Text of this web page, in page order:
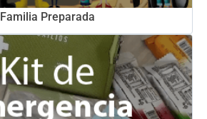
Familia Preparada